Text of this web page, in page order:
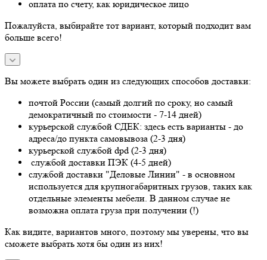
оплата по счету, как юридическое лицо
Пожалуйста, выбирайте тот вариант, который подходит вам
больше всего!
Вы можете выбрать один из следующих способов доставки:
почтой России (самый долгий по сроку, но самый
демократичный по стоимости - 7-14 дней)
курьерской службой СДЕК: здесь есть варианты - до
адреса/до пункта самовывоза (2-3 дня)
курьерской службой dpd (2-3 дня)
службой доставки ПЭК (4-5 дней)
службой доставки "Деловые Линии" - в основном
используется для крупногабаритных грузов, таких как
отдельные элементы мебели. В данном случае не
возможна оплата груза при получении (!)
Как видите, вариантов много, поэтому мы уверены, что вы
сможете выбрать хотя бы один из них!